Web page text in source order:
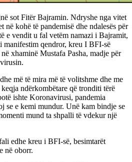
sot Fitër Bajramin. Ndryshe nga vitet
në kohë të pandemisë dhe ndalesës për
e vendit u fal vetëm namazi i Bajramit,
manifestim qendror, kreu I BFI-së
xhaminë Mustafa Pasha, madje për
më të mira më të volitshme dhe me
ndërkombëtare që tronditi tërë
ishte Koronavirusi, pandemia
se e kemi mundur. Unë kam bindje se
mund ta shpalli të vdekur një
edhe kreu i BFI-së, besimtarët
në oborr.